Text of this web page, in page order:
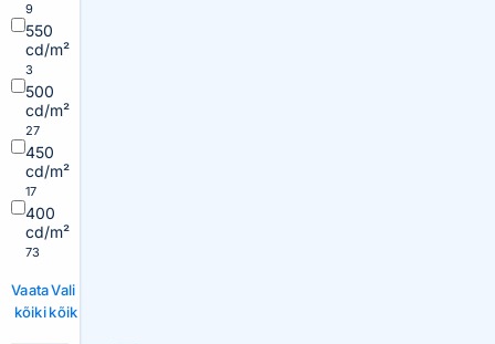
9
550
cd/m²
3
500
cd/m²
27
450
cd/m²
17
400
cd/m²
73
Vaata
kõiki
Vali
kõik